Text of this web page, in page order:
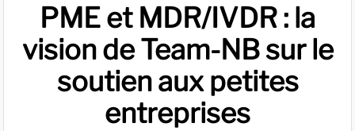
PME et MDR/IVDR : la
vision de Team-NB sur le
soutien aux petites
entreprises